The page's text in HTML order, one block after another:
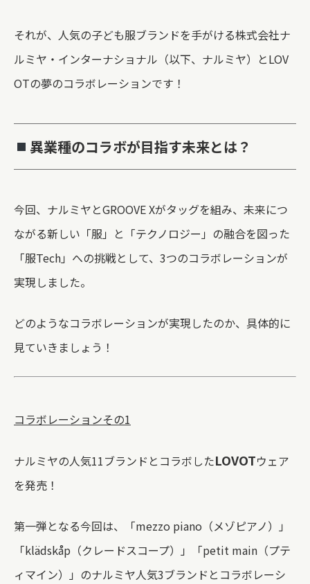
それが、人気の子ども服ブランドを手がける株式会社ナ
ルミヤ・インターナショナル（以下、ナルミヤ）とLOV
OTの夢のコラボレーションです！
異業種のコラボが目指す未来とは？
今回、ナルミヤとGROOVE Xがタッグを組み、未来につ
ながる新しい「服」と「テクノロジー」の融合を図った
「服Tech」への挑戦として、3つのコラボレーションが
実現しました。
どのようなコラボレーションが実現したのか、具体的に
見ていきましょう！
コラボレーションその1
ナルミヤの人気11ブランドとコラボしたLOVOTウェア
を発売！
第一弾となる今回は、「mezzo piano（メゾピアノ）」
「klädskåp（クレードスコープ）」「petit main（プテ
ィマイン）」のナルミヤ人気3ブランドとコラボレーシ